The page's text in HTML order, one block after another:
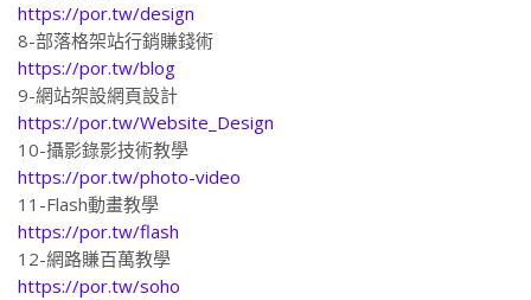
https://por.tw/design
8-部落格架站行銷賺錢術
https://por.tw/blog
9-網站架設網頁設計
https://por.tw/Website_Design
10-攝影錄影技術教學
https://por.tw/photo-video
11-Flash動畫教學
https://por.tw/flash
12-網路賺百萬教學
https://por.tw/soho